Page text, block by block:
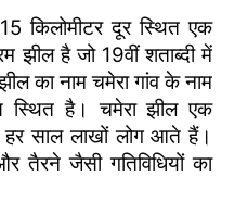
किलोमीटर दूर स्थित एक
है जो 19वीं शताब्दी में
झील का नाम चमेरा गांव के नाम
स्थित है। चमेरा झील एक
हर साल लाखों लोग आते हैं।
तैरने जैसी गतिविधियों का